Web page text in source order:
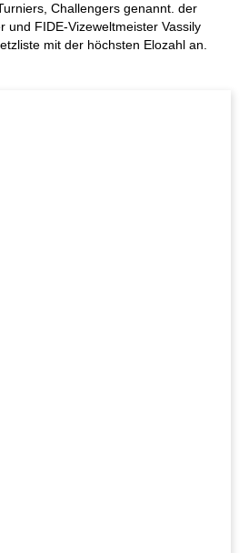
Challengers genannt. der
und FIDE-Vizeweltmeister Vassily
mit der höchsten Elozahl an.